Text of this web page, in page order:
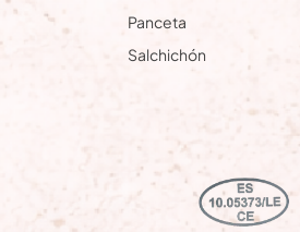
Panceta
Salchichón